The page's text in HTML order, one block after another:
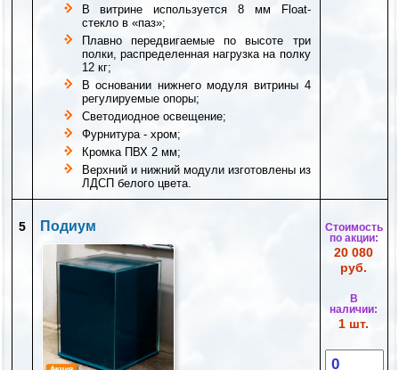
В витрине используется 8 мм Float-
стекло в «паз»;
Плавно передвигаемые по высоте три
полки, распределенная нагрузка на полку
12 кг;
В основании нижнего модуля витрины 4
регулируемые опоры;
Светодиодное освещение;
Фурнитура - хром;
Кромка ПВХ 2 мм;
Верхний и нижний модули изготовлены из
ЛДСП белого цвета.
5 Подиум
Стоимость
по акции:
20 080
руб.
В
наличии:
1 шт.